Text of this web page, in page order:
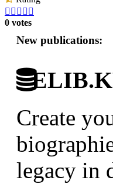
    
0 votes
New publications:
Create
legacy in